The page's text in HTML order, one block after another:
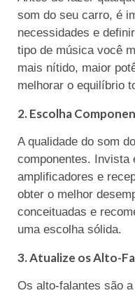
som do seu carro, é
necessidades e
tipo de música você
mais nítido, maior
melhorar o equilíbrio
2. Escolha
A qualidade do som
componentes. Invista
amplificadores e
obter o melhor
conceituadas e
uma escolha sólida.
3. Atualize os Alto-
Os alto-falantes são